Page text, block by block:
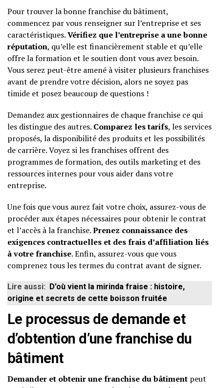
Pour trouver la bonne franchise du bâtiment,
commencez par vous renseigner sur l’entreprise et ses
caractéristiques.Vérifiez que l’entreprise a une bonne
réputation, qu’elle est financièrement stable et qu’elle
offre la formation et le soutien dont vous avez besoin.
Vous serez peut-être amené à visiter plusieurs franchises
avant de prendre votre décision, alors ne soyez pas
timide et posez beaucoup de questions !
Demandez aux gestionnaires de chaque franchise ce qui
les distingue des autres. Comparez les tarifs, les services
proposés, la disponibilité des produits et les possibilités
de carrière. Voyez si les franchises offrent des
programmes de formation, des outils marketing et des
ressources internes pour vous aider dans votre
entreprise.
Une fois que vous aurez fait votre choix, assurez-vous de
procéder aux étapes nécessaires pour obtenir le contrat
et l’accès à la franchise.Prenez connaissance des
exigences contractuelles et des frais d’affiliation liés
à votre franchise. Enfin, assurez-vous que vous
comprenez tous les termes du contrat avant de signer.
Lire aussi: D’où vient la mirinda fraise : histoire,
origine et secrets de cette boisson fruitée
Le processus de demande et
d’obtention d’une franchise du
bâtiment
Demander et obtenir une franchise du bâtiment peut